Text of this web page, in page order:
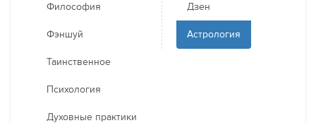
Философия
Фэншуй
Таинственное
Психология
Духовные практики
Дзен
Астрология